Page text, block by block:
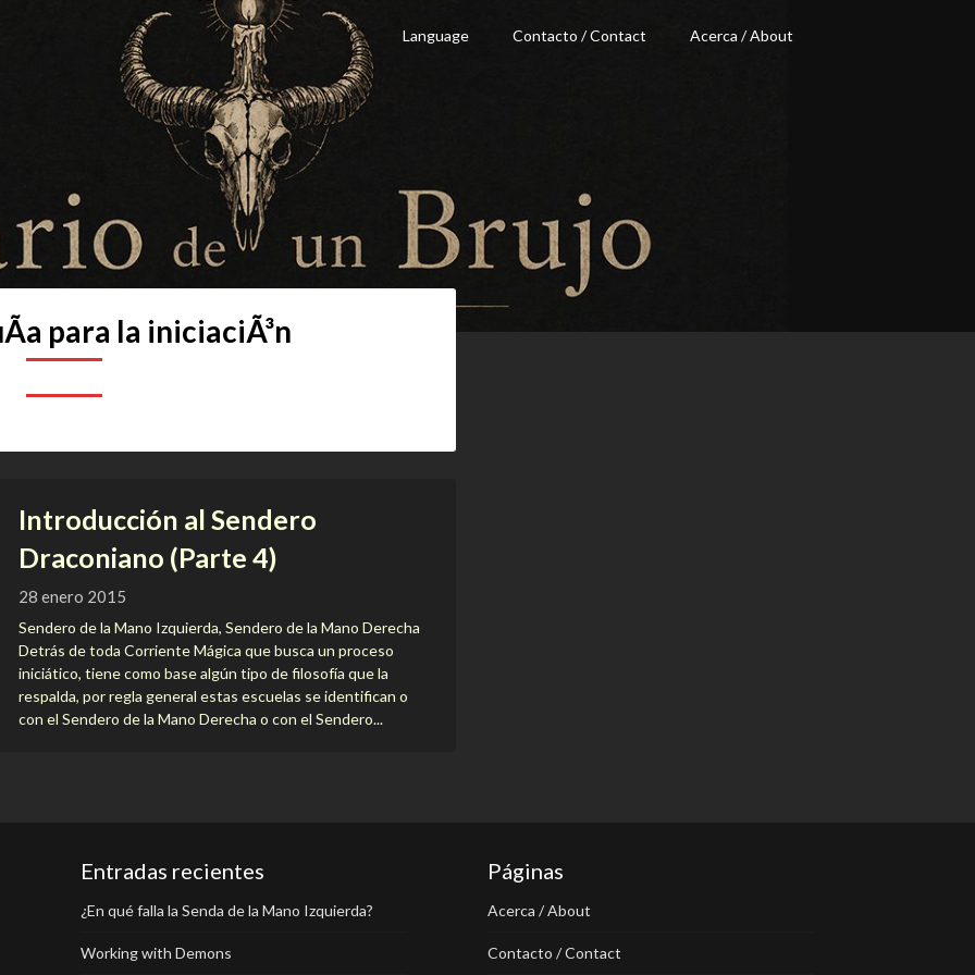
Language Contacto / Contact Acerca / About
Brujo
para la iniciaciÃ³n
Introducción al Sendero
Draconiano (Parte 4)
28 enero 2015
Sendero de la Mano Izquierda, Sendero de la Mano Derecha
Detrás de toda Corriente Mágica que busca un proceso
iniciático, tiene como base algún tipo de filosofía que la
respalda, por regla general estas escuelas se identifican o
con el Sendero de la Mano Derecha o con el Sendero...
Entradas recientes
¿En qué falla la Senda de la Mano Izquierda?
Working with Demons
Páginas
Acerca / About
Contacto / Contact